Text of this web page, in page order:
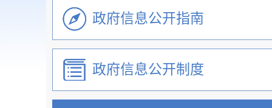
政府信息公开指南
政府信息公开制度